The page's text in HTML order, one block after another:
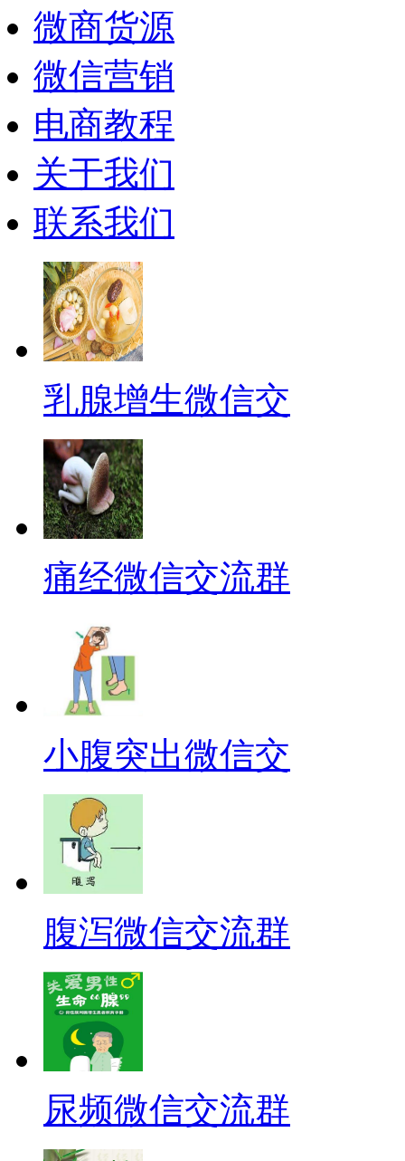
微商货源
微信营销
电商教程
关于我们
联系我们
乳腺增生微信交
痛经微信交流群
小腹突出微信交
腹泻微信交流群
尿频微信交流群